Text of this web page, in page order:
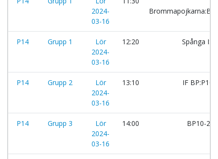
2024-
03-16
P14 Grupp 1
Lör
2024-
03-16
12:20 Spånga IS
P14 Grupp 2
Lör
2024-
03-16
13:10 IF
P14 Grupp 3
Lör
2024-
03-16
14:00 BP10-